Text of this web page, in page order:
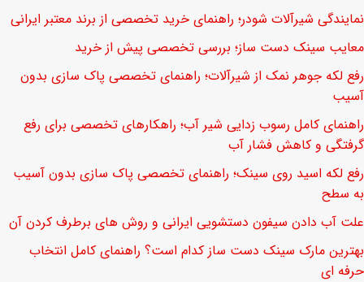
نمایندگی شیرآلات شودر؛ راهنمای خرید تخصصی از برند معتبر ایرانی
معایب سینک دست ساز؛ بررسی تخصصی پیش از خرید
رفع لکه جوهر نمک از شیرآلات؛ راهنمای تخصصی پاک سازی بدون
آسیب
راهنمای کامل رسوب زدایی شیر آب؛ راهکارهای تخصصی برای رفع
گرفتگی و کاهش فشار آب
رفع لکه اسید روی سینک؛ راهنمای تخصصی پاک سازی بدون آسیب
به سطح
علت آب دادن سیفون دستشویی ایرانی و روش های برطرف کردن آن
بهترین مارک سینک دست ساز کدام است؟ راهنمای کامل انتخاب
حرفه ای